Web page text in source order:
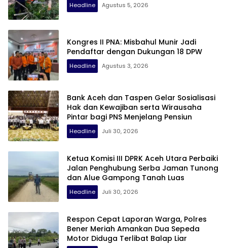
Headline Agustus 5, 2026
Kongres II PNA: Misbahul Munir Jadi
Pendaftar dengan Dukungan 18 DPW
Headline Agustus 3, 2026
Bank Aceh dan Taspen Gelar Sosialisasi
Hak dan Kewajiban serta Wirausaha
Pintar bagi PNS Menjelang Pensiun
Headline Juli 30, 2026
Ketua Komisi III DPRK Aceh Utara Perbaiki
Jalan Penghubung Serba Jaman Tunong
dan Alue Gampong Tanah Luas
Headline Juli 30, 2026
Respon Cepat Laporan Warga, Polres
Bener Meriah Amankan Dua Sepeda
Motor Diduga Terlibat Balap Liar